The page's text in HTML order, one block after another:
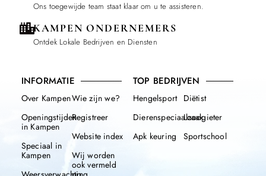
Ons toegewijde team staat klaar om u te assisteren.
KAMPEN ONDERNEMERS
Ontdek Lokale Bedrijven en Diensten
INFORMATIE
Over Kampen
Openingstijden
in Kampen
Speciaal in
Kampen
Wie zijn we?
Registreer
Website index
Wij worden
ook vermeld
TOP BEDRIJVEN
Hengelsport
Dierenspeciaalzaak
Apk keuring
Diëtist
Loodgieter
Sportschool